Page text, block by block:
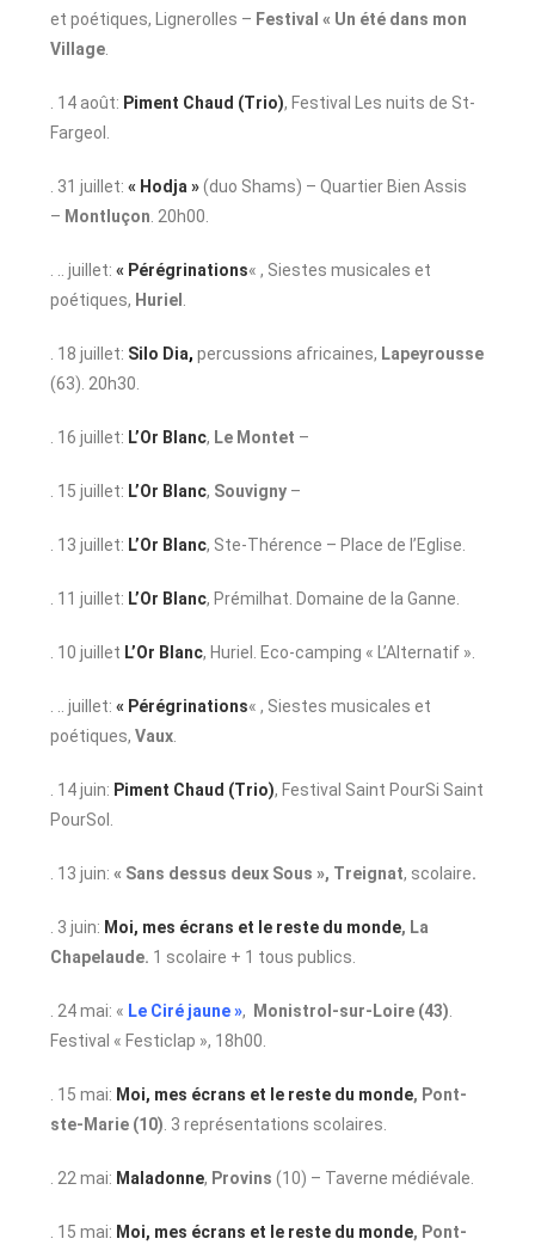
et poétiques, Lignerolles – Festival « Un été dans mon
Village
. 14 août: Piment Chaud (Trio), Festival Les nuits de St-
Fargeol.
. 31 juillet:« Hodja »(duo Shams) – Quartier Bien Assis
– Montluçon . 20h00.
. .. juillet:« Pérégrinations« , Siestes musicales et
poétiques, Huriel
. 18 juillet: Silo Dia,percussions africaines, Lapeyrousse
(63). 20h30.
. 16 juillet: L’Or Blanc, Le Montet –
. 15 juillet: L’Or Blanc, Souvigny –
. 13 juillet: L’Or Blanc, Ste-Thérence – Place de l’Eglise.
. 11 juillet: L’Or Blanc, Prémilhat. Domaine de la Ganne.
. 10 juillet L’Or Blanc, Huriel. Eco-camping « L’Alternatif ».
. .. juillet:« Pérégrinations« , Siestes musicales et
poétiques,Vaux
. 14 juin: Piment Chaud (Trio), Festival Saint PourSi Saint
PourSol.
. 13 juin:« Sans dessus deux Sous », Treignat, scolaire.
. 3 juin: Moi, mes écrans et le reste du monde, La
Chapelaude. 1 scolaire + 1 tous publics.
. 24 mai: « Le Ciré jaune », Monistrol-sur-Loire (43)
Festival « Festiclap », 18h00.
. 15 mai: Moi, mes écrans et le reste du monde, Pont-
ste-Marie (10) . 3 représentations scolaires.
. 22 mai: Maladonne, Provins (10) – Taverne médiévale.
. 15 mai: Moi, mes écrans et le reste du monde, Pont-